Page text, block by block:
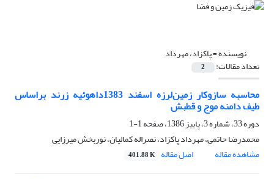
نویسنده =پاکزاد، مهرداد
تعداد مقالات: 2
محاسبه سازوکار زمین‌لرزه اسفند 1383داهوئیه زرند براساس
طیف دامنه موج و قطبش
دوره 33، شماره 3، پاییز 1386، صفحه
1-1
محمدرضا حاتمی، مهرداد پاکزاد، نصراله کمالیان، نوربخش میرزایی
مشاهده مقاله
اصل مقاله 401.88 K